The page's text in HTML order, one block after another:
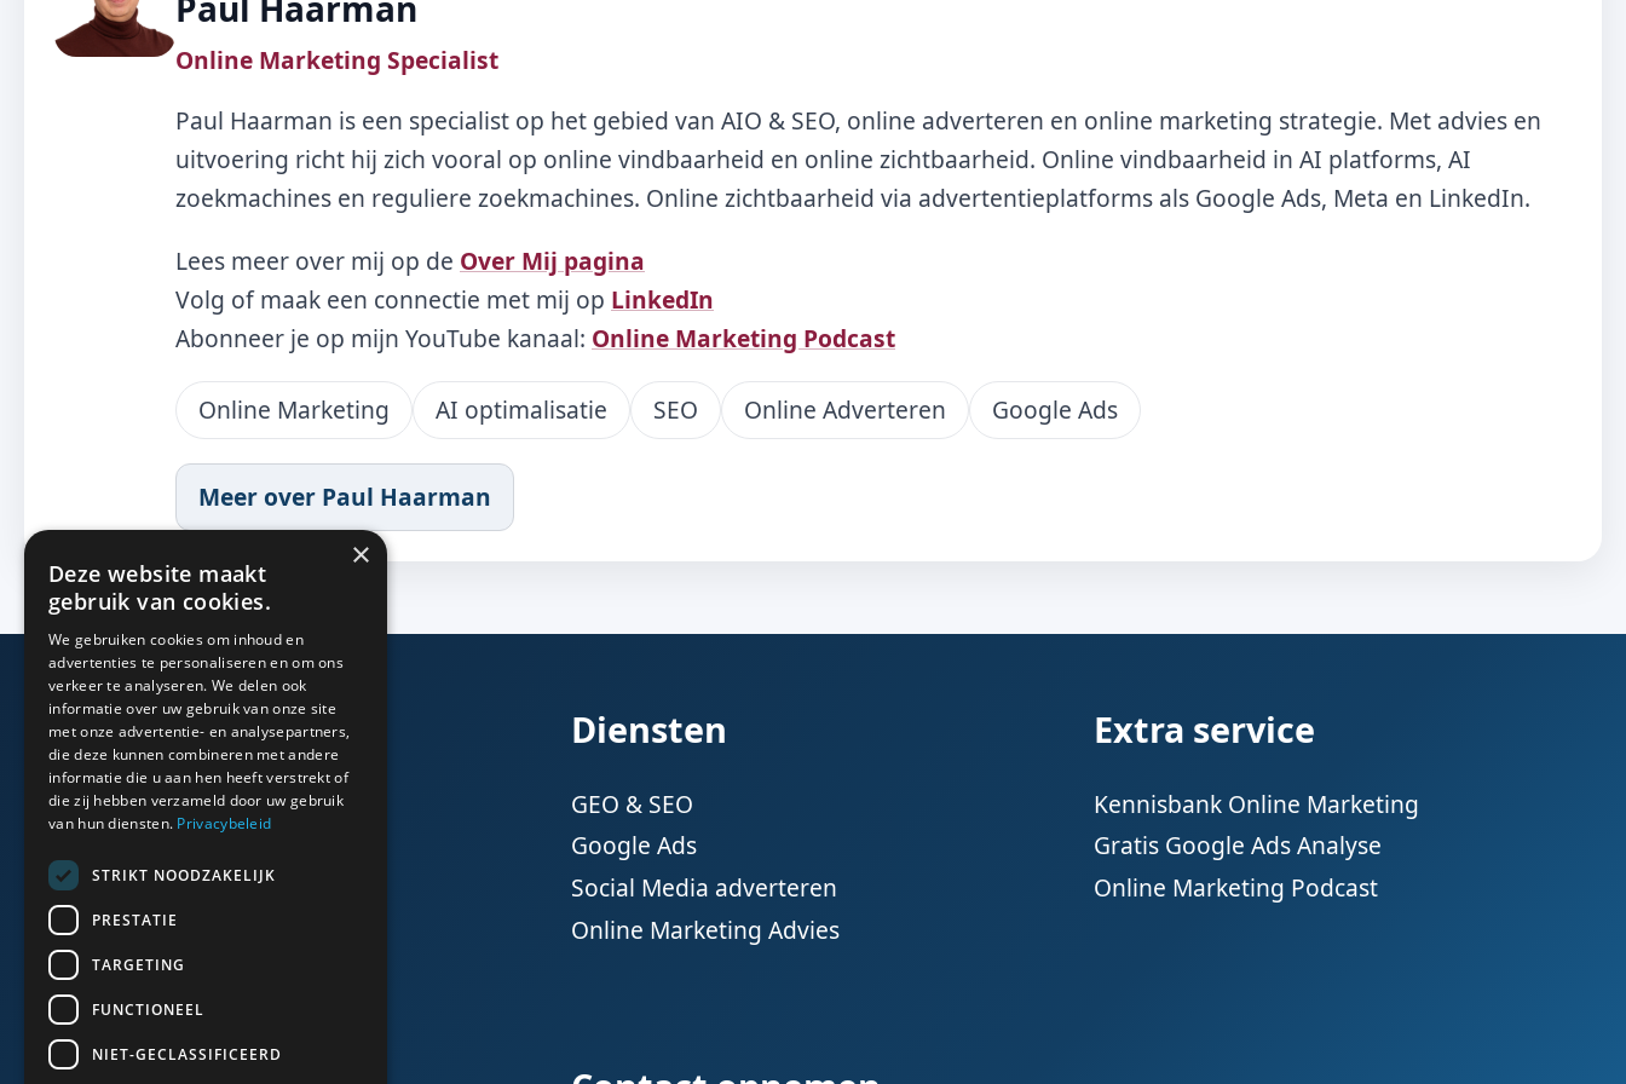
Online Marketing Specialist
Paul Haarman is een specialist op het gebied van AIO & SEO, online adverteren en online marketing strategie. Met advies en
uitvoering richt hij zich vooral op online vindbaarheid en online zichtbaarheid. Online vindbaarheid in AI platforms, AI
zoekmachines en reguliere zoekmachines. Online zichtbaarheid via advertentieplatforms als Google Ads, Meta en LinkedIn.
Lees meer over mij op de Over Mij pagina
Volg of maak een connectie met mij op LinkedIn
Abonneer je op mijn YouTube kanaal: Online Marketing Podcast
Online Marketing AI optimalisatie SEO Online Adverteren Google Ads
Meer over Paul Haarman
Algemeen
Bedrijfsinfo
Algemene voorwaarden
Cookies & Privacy
Diensten
GEO & SEO
Google Ads
Social Media adverteren
Online Marketing Advies
Extra service
Kennisbank Online Marketing
Gratis Google Ads Analyse
Online Marketing Podcast
×
Deze website maakt
gebruik van cookies.
We gebruiken cookies om inhoud en
advertenties te personaliseren en om ons
verkeer te analyseren. We delen ook
informatie over uw gebruik van onze site
met onze advertentie- en analysepartners,
die deze kunnen combineren met andere
informatie die u aan hen heeft verstrekt of
die zij hebben verzameld door uw gebruik
van hun diensten. Privacybeleid
STRIKT NOODZAKELIJK
PRESTATIE
TARGETING
FUNCTIONEEL
NIET-GECLASSIFICEERD